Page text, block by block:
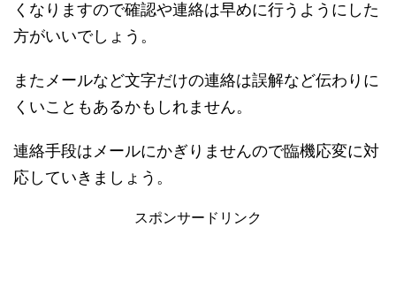
くなりますので確認や連絡は早めに行うようにした
方がいいでしょう。
またメールなど文字だけの連絡は誤解など伝わりに
くいこともあるかもしれません。
連絡手段はメールにかぎりませんので臨機応変に対
応していきましょう。
スポンサードリンク